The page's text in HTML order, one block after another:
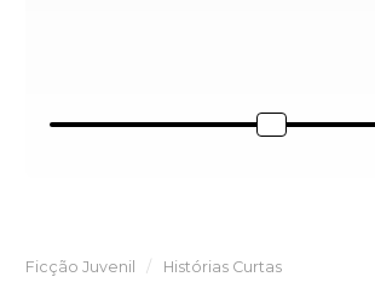
Ficção Juvenil Histórias Curtas